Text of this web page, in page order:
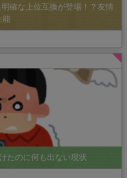
確な上位互換が登場！？友情
能
たのに何も出ない現状